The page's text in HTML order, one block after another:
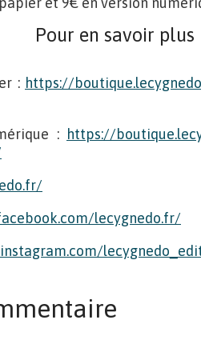
Pour en savoir plus
: https://
: https://
lecygnedo.fr/